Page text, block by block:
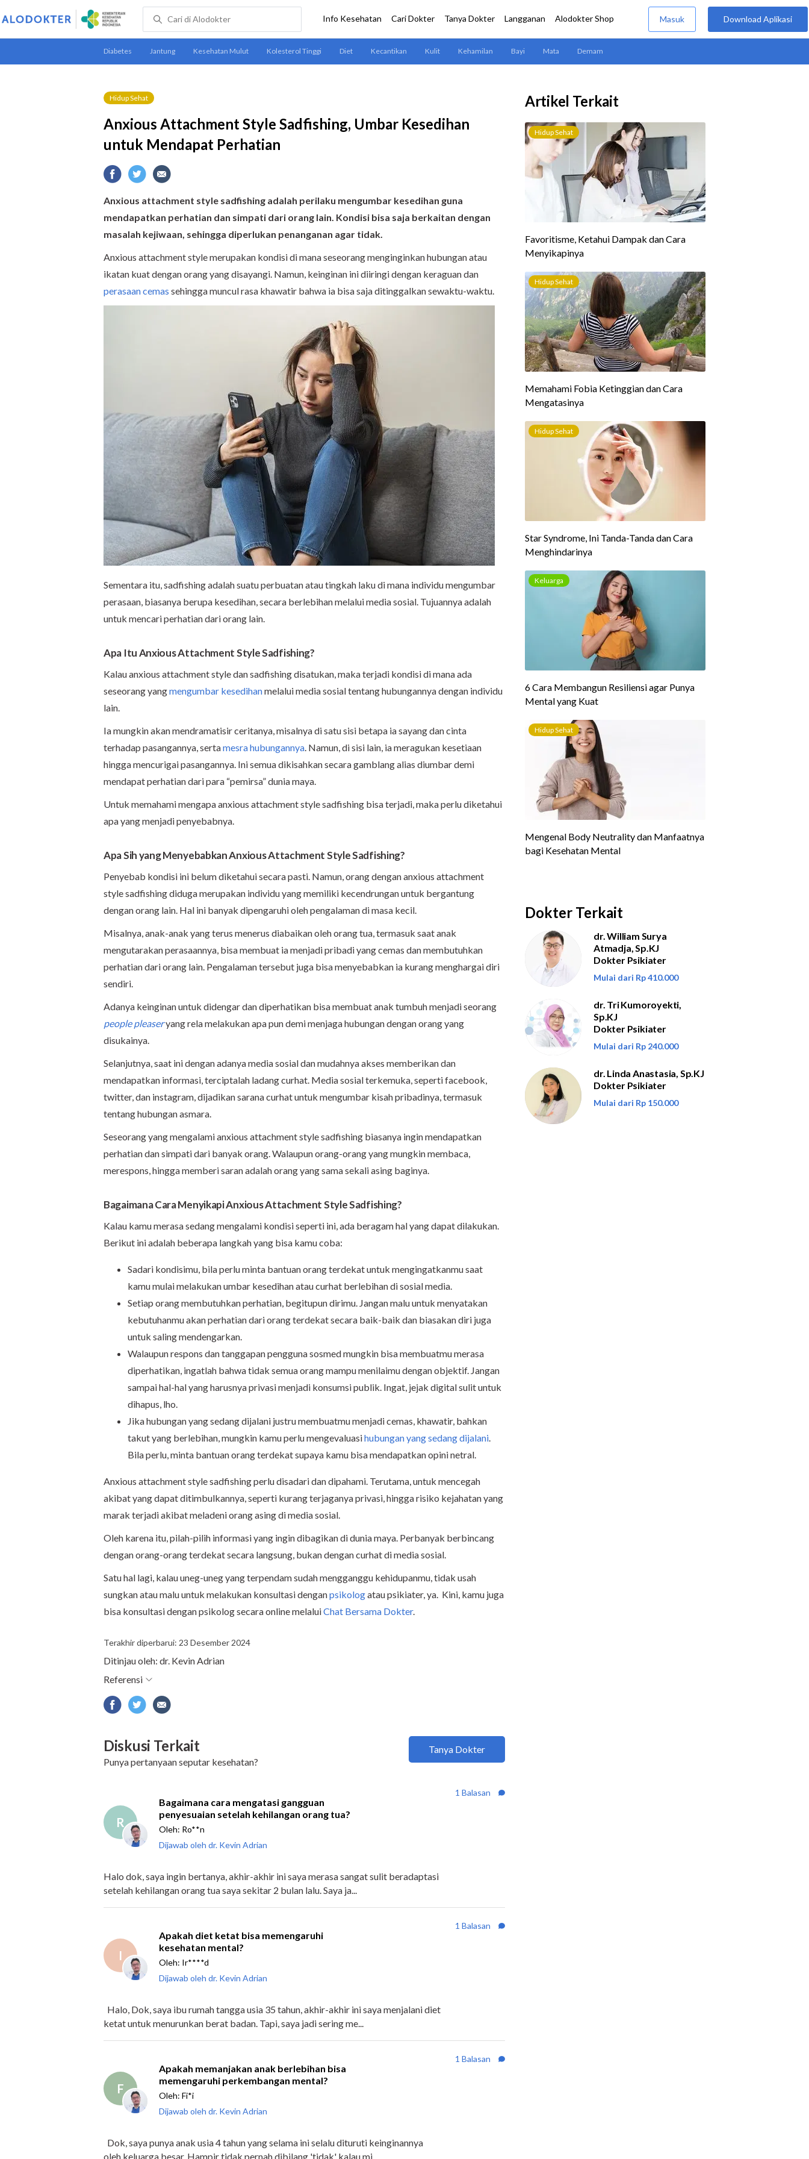
Hidup Sehat
Anxious Attachment Style Sadfishing, Umbar Kesedihan
untuk Mendapat Perhatian
Anxious attachment style sadfishing adalah perilaku mengumbar kesedihan guna
mendapatkan perhatian dan simpati dari orang lain. Kondisi bisa saja berkaitan dengan
masalah kejiwaan, sehingga diperlukan penanganan agar tidak.
Anxious attachment style merupakan kondisi di mana seseorang menginginkan hubungan atau
ikatan kuat dengan orang yang disayangi. Namun, keinginan ini diiringi dengan keraguan dan
perasaan cemas sehingga muncul rasa khawatir bahwa ia bisa saja ditinggalkan sewaktu-waktu.
Sementara itu, sadfishing adalah suatu perbuatan atau tingkah laku di mana individu mengumbar
perasaan, biasanya berupa kesedihan, secara berlebihan melalui media sosial. Tujuannya adalah
untuk mencari perhatian dari orang lain.
Apa Itu Anxious Attachment Style Sadfishing?
Kalau anxious attachment style dan sadfishing disatukan, maka terjadi kondisi di mana ada
seseorang yangmengumbar kesedihanmelalui media sosial tentang hubungannya dengan individu
lain.
Ia mungkin akan mendramatisir ceritanya, misalnya di satu sisi betapa ia sayang dan cinta
terhadap pasangannya, sertamesra hubungannya. Namun, di sisi lain, ia meragukan kesetiaan
hingga mencurigai pasangannya. Ini semua dikisahkan secara gamblang alias diumbar demi
mendapat perhatian dari para “pemirsa” dunia maya.
Untuk memahami mengapa anxious attachment style sadfishing bisa terjadi, maka perlu diketahui
apa yang menjadi penyebabnya.
Apa Sih yang Menyebabkan Anxious Attachment Style Sadfishing?
Penyebab kondisi ini belum diketahui secara pasti. Namun, orang dengan anxious attachment
style sadfishing diduga merupakan individu yang memiliki kecendrungan untuk bergantung
dengan orang lain. Hal ini banyak dipengaruhi oleh pengalaman di masa kecil.
Misalnya, anak-anak yang terus menerus diabaikan oleh orang tua, termasuk saat anak
mengutarakan perasaannya, bisa membuat ia menjadi pribadi yang cemas dan membutuhkan
perhatian dari orang lain. Pengalaman tersebut juga bisa menyebabkan ia kurang menghargai diri
sendiri.
Adanya keinginan untuk didengar dan diperhatikan bisa membuat anak tumbuh menjadi seorang
people pleaseryang rela melakukan apa pun demi menjaga hubungan dengan orang yang
disukainya.
Selanjutnya, saat ini dengan adanya media sosial dan mudahnya akses memberikan dan
mendapatkan informasi, terciptalah ladang curhat. Media sosial terkemuka, seperti facebook,
twitter, dan instagram, dijadikan sarana curhat untuk mengumbar kisah pribadinya, termasuk
tentang hubungan asmara.
Seseorang yang mengalami anxious attachment style sadfishing biasanya ingin mendapatkan
perhatian dan simpati dari banyak orang. Walaupun orang-orang yang mungkin membaca,
merespons, hingga memberi saran adalah orang yang sama sekali asing baginya.
Bagaimana Cara Menyikapi Anxious Attachment Style Sadfishing?
Kalau kamu merasa sedang mengalami kondisi seperti ini, ada beragam hal yang dapat dilakukan.
Berikut ini adalah beberapa langkah yang bisa kamu coba:
Sadari kondisimu, bila perlu minta bantuan orang terdekat untuk mengingatkanmu saat
kamu mulai melakukan umbar kesedihan atau curhat berlebihan di sosial media.
Setiap orang membutuhkan perhatian, begitupun dirimu. Jangan malu untuk menyatakan
kebutuhanmu akan perhatian dari orang terdekat secara baik-baik dan biasakan diri juga
untuk saling mendengarkan.
Walaupun respons dan tanggapan pengguna sosmed mungkin bisa membuatmu merasa
diperhatikan, ingatlah bahwa tidak semua orang mampu menilaimu dengan objektif. Jangan
sampai hal-hal yang harusnya privasi menjadi konsumsi publik. Ingat, jejak digital sulit untuk
dihapus, lho.
Jika hubungan yang sedang dijalani justru membuatmu menjadi cemas, khawatir, bahkan
takut yang berlebihan, mungkin kamu perlu mengevaluasihubungan yang sedang dijalani.
Bila perlu, minta bantuan orang terdekat supaya kamu bisa mendapatkan opini netral.
Anxious attachment style sadfishing perlu disadari dan dipahami. Terutama, untuk mencegah
akibat yang dapat ditimbulkannya, seperti kurang terjaganya privasi, hingga risiko kejahatan yang
marak terjadi akibat meladeni orang asing di media sosial.
Oleh karena itu, pilah-pilih informasi yang ingin dibagikan di dunia maya. Perbanyak berbincang
dengan orang-orang terdekat secara langsung, bukan dengan curhat di media sosial.
Satu hal lagi, kalau uneg-uneg yang terpendam sudah mengganggu kehidupanmu, tidak usah
sungkan atau malu untuk melakukan konsultasi denganpsikologatau psikiater, ya. Kini, kamu juga
bisa konsultasi dengan psikolog secara online melaluiChat Bersama Dokter.
Terakhir diperbarui: 23 Desember 2024
Artikel Terkait
Dokter Terkait